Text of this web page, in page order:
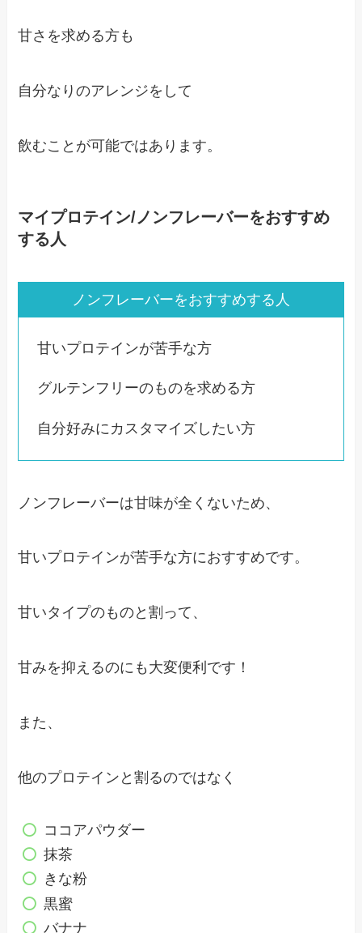
甘さを求める方も
自分なりのアレンジをして
飲むことが可能ではあります。
マイプロテイン/ノンフレーバーをおすすめ
する人
ノンフレーバーをおすすめする人
甘いプロテインが苦手な方
グルテンフリーのものを求める方
自分好みにカスタマイズしたい方
ノンフレーバーは甘味が全くないため、
甘いプロテインが苦手な方におすすめです。
甘いタイプのものと割って、
甘みを抑えるのにも大変便利です！
また、
他のプロテインと割るのではなく
ココアパウダー
抹茶
きな粉
黒蜜
バナナ